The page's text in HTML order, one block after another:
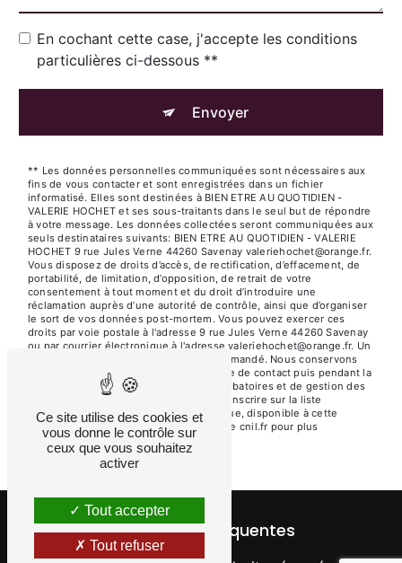
En cochant cette case, j'accepte les conditions
particulières ci-dessous **
Envoyer
** Les données personnelles communiquées sont nécessaires aux
fins de vous contacter et sont enregistrées dans un fichier
informatisé. Elles sont destinées à BIEN ETRE AU QUOTIDIEN -
VALERIE HOCHET et ses sous-traitants dans le seul but de répondre
à votre message. Les données collectées seront communiquées aux
seuls destinataires suivants: BIEN ETRE AU QUOTIDIEN - VALERIE
HOCHET 9 rue Jules Verne 44260 Savenay valeriehochet@orange.fr.
Vous disposez de droits d’accès, de rectification, d’effacement, de
portabilité, de limitation, d’opposition, de retrait de votre
consentement à tout moment et du droit d’introduire une
réclamation auprès d’une autorité de contrôle, ainsi que d’organiser
le sort de vos données post-mortem. Vous pouvez exercer ces
droits par voie postale à l'adresse 9 rue Jules Verne 44260 Savenay
ou par courrier électronique à l'adresse valeriehochet@orange.fr. Un
justificatif d'identité pourra vous être demandé. Nous conservons
vos données pendant la période de prise de contact puis pendant la
durée de prescription légale aux fins probatoires et de gestion des
contentieux. Vous avez le droit de vous inscrire sur la liste
d'opposition au démarchage téléphonique, disponible à cette
Bloctel.gouv.fr
. Consultez le site cnil.fr pour plus
d’informations sur vos droits.
Recherches fréquentes
Ce site utilise des cookies et
vous donne le contrôle sur
ceux que vous souhaitez
activer
Tout accepter
Tout refuser